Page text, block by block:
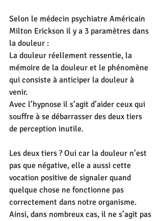
Selon le médecin psychiatre Américain
Milton Erickson il y a 3 paramètres dans
la douleur :
La douleur réellement ressentie, la
mémoire de la douleur et le phénomène
qui consiste à anticiper la douleur à
venir.
Avec l’hypnose il s’agit d’aider ceux qui
souffre à se débarrasser des deux tiers
de perception inutile.
Les deux tiers ? Oui car la douleur n’est
pas que négative, elle a aussi cette
vocation positive de signaler quand
quelque chose ne fonctionne pas
correctement dans notre organisme.
Ainsi, dans nombreux cas, il ne s’agit pas